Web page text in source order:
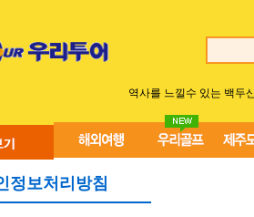
역사를 느낄수 있는 백두
정보처리방침